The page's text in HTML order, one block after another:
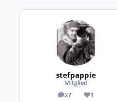
stefpappie
Mitglied
27
Beiträge 1
Reputation